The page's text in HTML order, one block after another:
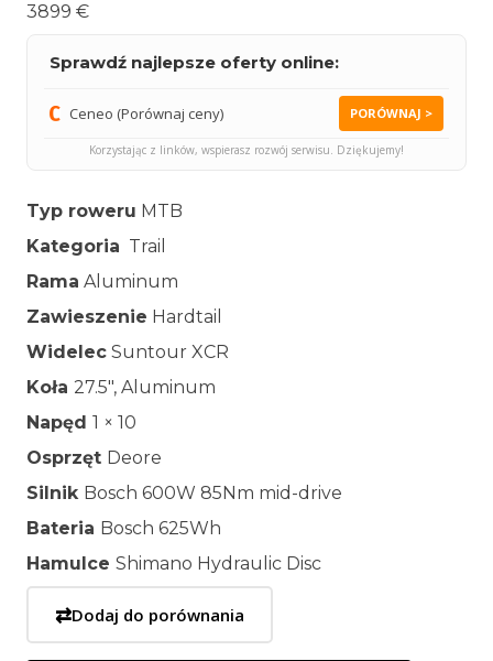
3899 €
Sprawdź najlepsze oferty online:
Ceneo (Porównaj ceny) PORÓWNAJ >
Korzystając z linków, wspierasz rozwój serwisu. Dziękujemy!
Typ roweru MTB
Kategoria Trail
Rama Aluminum
Zawieszenie Hardtail
Widelec Suntour XCR
Koła 27.5″, Aluminum
Napęd 1 × 10
Osprzęt Deore
Silnik Bosch 600W 85Nm mid-drive
Bateria Bosch 625Wh
Hamulce Shimano Hydraulic Disc
⇄Dodaj do porównania